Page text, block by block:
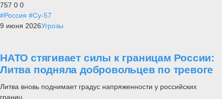
757 0 0
#Россия #Су-57
9 июня 2026Угрозы
НАТО стягивает силы к границам России:
Литва подняла добровольцев по тревоге
Литва вновь поднимает градус напряженности у российских
границ.